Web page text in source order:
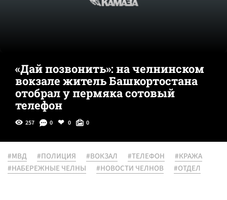
«Дай позвонить»: на челнинском
вокзале житель Башкортостана
отобрал у пермяка сотовый
телефон
257 0 0 0
#МВД #ПОЛИЦИЯ #ВОКЗАЛ #ТЕЛЕФОН
#КРАЖА
#НАБЕРЕЖНЫЕ ЧЕЛНЫ
#НОВОСТИ ЧЕЛНОВ #ОТДЕЛ